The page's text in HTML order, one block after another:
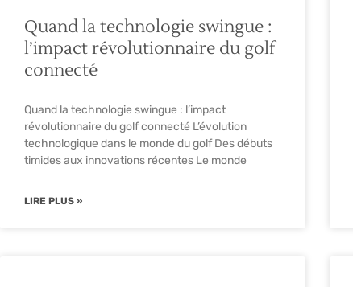
Quand la technologie swingue :
l’impact révolutionnaire du golf
connecté
Quand la technologie swingue : l’impact
révolutionnaire du golf connecté L’évolution
technologique dans le monde du golf Des débuts
timides aux innovations récentes Le monde
LIRE PLUS »